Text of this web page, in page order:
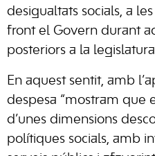
desigualtats socials, a
front el Govern durant
posteriors a la legislatura
En aquest sentit, amb
despesa “mostram que
d’unes dimensions
polítiques socials, amb